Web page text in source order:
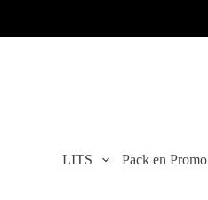
LITS Pack en Promo